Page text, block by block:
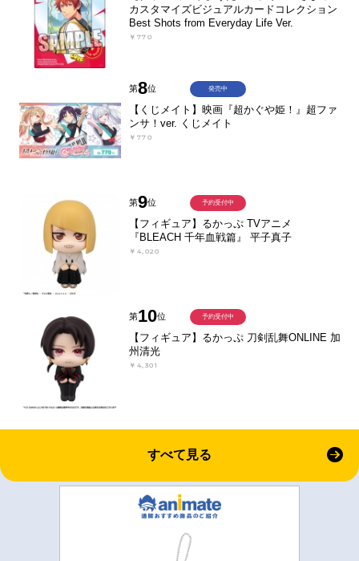
カスタマイズビジュアルカードコレクション
Best Shots from Everyday Life Ver.
￥770
第8位
【くじメイト】映画『超かぐや姫！』超ファ
ンサ！ver. くじメイト
￥770
発売中
第9位
【フィギュア】るかっぷ TVアニメ
『BLEACH 千年血戦篇』 平子真子
￥4,020
予約受付中
第10位
【フィギュア】るかっぷ 刀剣乱舞ONLINE 加
州清光
￥4,301
予約受付中
すべて見る